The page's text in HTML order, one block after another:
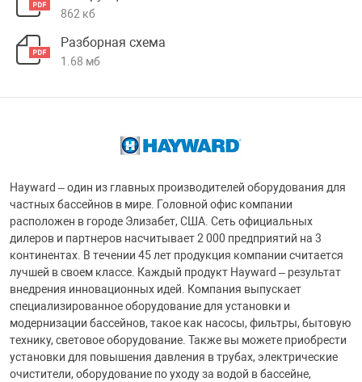
862 кб
Разборная схема
1.68 мб
Hayward – один из главных производителей оборудования для
частных бассейнов в мире. Головной офис компании
расположен в городе Элизабет, США. Сеть официальных
дилеров и партнеров насчитывает 2 000 предприятий на 3
континентах. В течении 45 лет продукция компании считается
лучшей в своем классе. Каждый продукт Hayward – результат
внедрения инновационных идей. Компания выпускает
специализированное оборудование для установки и
модернизации бассейнов, такое как насосы, фильтры, бытовую
технику, световое оборудование. Также вы можете приобрести
установки для повышения давления в трубах, электрические
очистители, оборудование по уходу за водой в бассейне,